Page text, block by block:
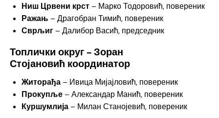
Ниш Црвени крст – Марко Тодоровић, повереник
Ражањ – Драгобран Тимић, повереник
Сврљиг – Далибор Васић, председник
Топлички округ – Зоран
Стојановић координатор
Житорађа – Ивица Мијајловић, повереник
Прокупље – Александар Манић, повереник
Куршумлија – Милан Станојевић, повереник